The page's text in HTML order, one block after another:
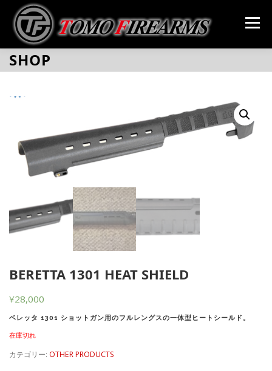
メニュー
SHOP GALLERY ABOUT CONTACT
SHOP
BERETTA 1301 HEAT SHIELD
¥28,000
ベレッタ 1301 ショットガン用のフルレングスの一体型ヒートシールド。
在庫切れ
カテゴリー: OTHER PRODUCTS